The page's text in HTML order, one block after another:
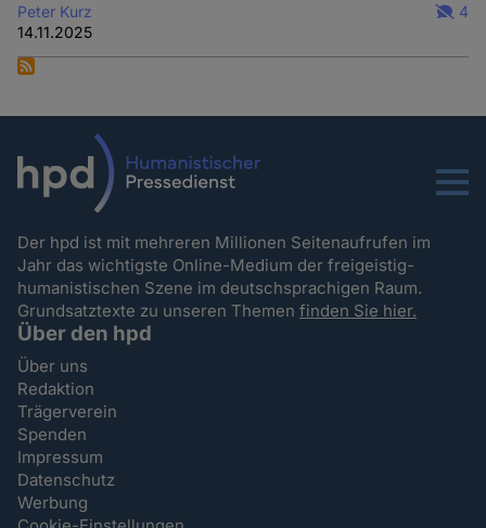
Peter Kurz
14.11.2025
4
Menu
Der hpd ist mit mehreren Millionen Seitenaufrufen im
Jahr das wichtigste Online-Medium der freigeistig-
humanistischen Szene im deutschsprachigen Raum.
Grundsatztexte zu unseren Themenfinden Sie hier.
Über den hpd
Über uns
Redaktion
Trägerverein
Spenden
Impressum
Datenschutz
Werbung